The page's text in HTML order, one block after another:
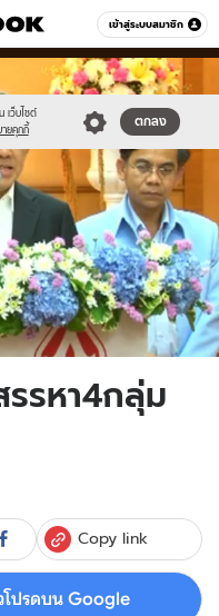
เข้าสู่ระบบสมาชิก
หมวดอื่นๆ
เว็บไซต์
ายคุกกี้
ตกลง
รหา4กลุ่ม
Copy link
โปรดบน Google